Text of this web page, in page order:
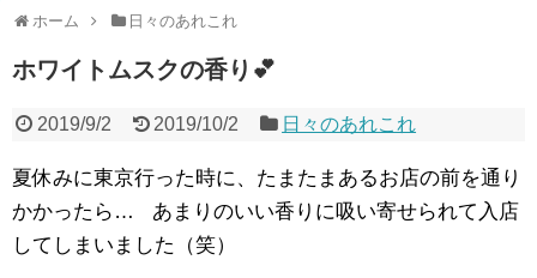
ホーム 日々のあれこれ
ホワイトムスクの香り💕
2019/9/2 2019/10/2 日々のあれこれ
夏休みに東京行った時に、たまたまあるお店の前を通り
かかったら… あまりのいい香りに吸い寄せられて入店
してしまいました（笑）